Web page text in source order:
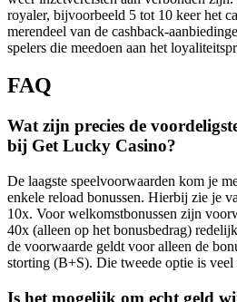
royaler, bijvoorbeeld 5 tot 10 keer het
merendeel van de cashback-
spelers die meedoen aan het
FAQ
Wat zijn precies de
bij Get Lucky Casino?
De laagste speelvoorwaarden kom je
enkele reload bonussen. Hierbij zie je
10x. Voor welkomstbonussen zijn
40x (alleen op het bonusbedrag)
de voorwaarde geldt voor alleen de
storting (B+S). Die tweede optie is veel
Is het mogelijk om echt geld